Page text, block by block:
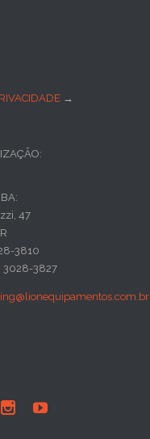
→
47
3810
3028-3827
 